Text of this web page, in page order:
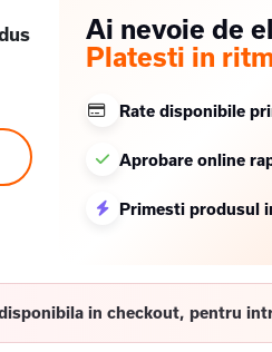
Ai nevoie de
Platesti in
Rate disponibile
Aprobare online
Primesti produsul
in checkout, pentru